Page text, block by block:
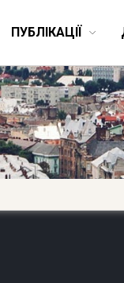
ПУБЛІКАЦІЇ